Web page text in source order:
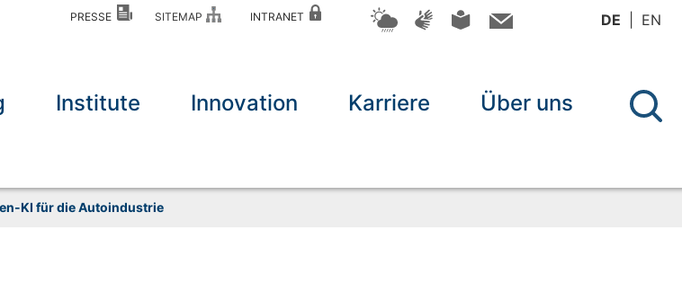
PRESSE SITEMAP INTRANET DE EN
Institute Innovation Karriere Über uns
KI für die Autoindustrie